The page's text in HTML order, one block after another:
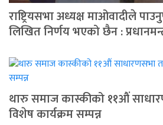
राष्ट्रियसभा अध्यक्ष माओवादीले
लिखित निर्णय भएको छैन :
थारु समाज कास्कीको ११औं
विशेष कार्यक्रम सम्पन्न